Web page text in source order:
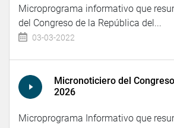
Microprograma informativo que
del Congreso de la República del...
03-03-2022
Micronoticiero del
2026
Microprograma Informativo que